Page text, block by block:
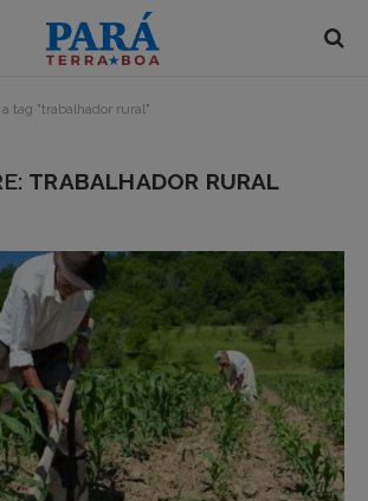
tag "trabalhador rural"
TRABALHADOR RURAL